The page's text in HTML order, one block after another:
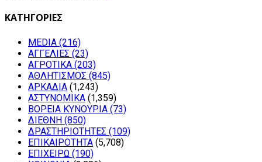
ΚΑΤΗΓΟΡΙΕΣ
MEDIA (216)
ΑΓΓΕΛΙΕΣ (23)
ΑΓΡΟΤΙΚΑ (203)
ΑΘΛΗΤΙΣΜΟΣ (845)
ΑΡΚΑΔΙΑ (1,243)
ΑΣΤΥΝΟΜΙΚΑ (1,359)
ΒΟΡΕΙΑ ΚΥΝΟΥΡΙΑ (73)
ΔΙΕΘΝΗ (850)
ΔΡΑΣΤΗΡΙΟΤΗΤΕΣ (109)
ΕΠΙΚΑΙΡΟΤΗΤΑ (5,708)
ΕΠΙΧΕΙΡΩ (190)